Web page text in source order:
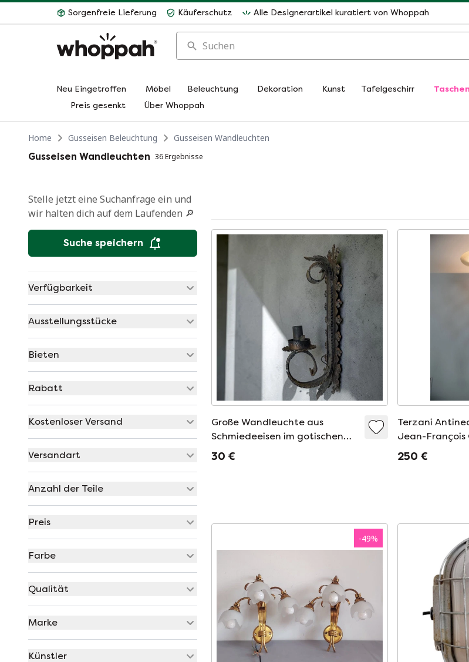
Sorgenfreie Lieferung Käuferschutz Alle Designerartikel kuratiert von Whoppah
Suchen
Neu Eingetroffen Möbel Beleuchtung Dekoration Kunst Tafelgeschirr Taschen
Preis gesenkt
Über Whoppah
Home Gusseisen Beleuchtung
Gusseisen Wandleuchten
Gusseisen Wandleuchten 36 Ergebnisse
Stelle jetzt eine Suchanfrage ein und
wir halten dich auf dem Laufenden 🔎
Suche speichern
Verfügbarkeit
Ausstellungsstücke
Bieten
Rabatt
Kostenloser Versand
Versandart
Anzahl der Teile
Preis
Farbe
Qualität
Marke
Künstler
Große Wandleuchte aus
Schmiedeeisen im gotischen
Brutalismus-Stil
30 €
Terzani
Jean-François
250 €
-49%